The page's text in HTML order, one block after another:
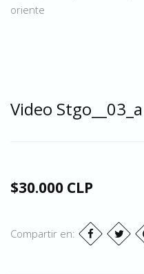
oriente
Video Stgo__03_a
$30.000 CLP
Compartir en: